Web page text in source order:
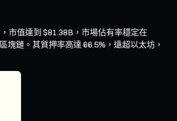
市值達到 $81.38B，市場佔有率穩定在
塊鏈。其質押率高達 66.5%，遠超以太坊，